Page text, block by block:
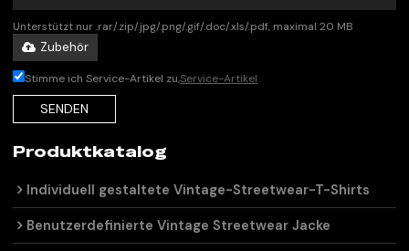
Unterstützt nur .rar/.zip/.jpg/.png/.gif/.doc/.xls/.pdf, maximal 20 MB
Zubehör
Stimme ich Service-Artikel zu,Service-Artikel
SENDEN
Produktkatalog
Individuell gestaltete Vintage-Streetwear-T-Shirts
Benutzerdefinierte Vintage Streetwear Jacke